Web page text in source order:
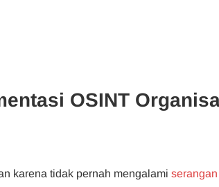
OSINT
karena tidak pernah mengalami